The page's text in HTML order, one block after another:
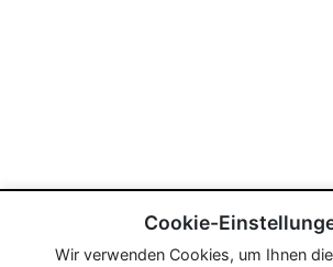
Cookie-
Wir verwenden Cookies, um Ihnen